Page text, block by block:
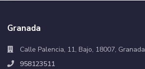
Granada
Calle Palencia, 11, Bajo, 18007, Granada
958123511